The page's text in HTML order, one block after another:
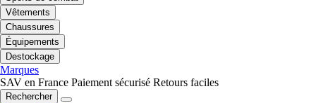
Vêtements
Chaussures
Équipements
Destockage
Marques
SAV en France Paiement sécurisé Retours faciles
Rechercher